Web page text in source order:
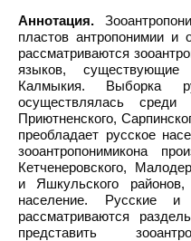
Аннотация.
пластов антропонимии и
рассматриваются
языков, существующие
Калмыкия. Выборка
осуществлялась среди
Приютненского,
преобладает русское
зооантропонимикона
Кетченеровского,
и Яшкульского
население. Русские и
рассматриваются
представить